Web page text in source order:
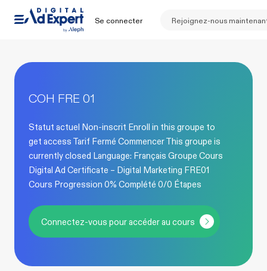
Se connecter Rejoignez-nous
COH FRE 01
Statut actuel Non-inscrit Enroll in this groupe to
get access Tarif Fermé Commencer This groupe is
currently closed Language: Français Groupe Cours
Digital Ad Certificate – Digital Marketing FRE01
Cours Progression 0% Complété 0/0 Étapes
Connectez-vous pour accéder au cours